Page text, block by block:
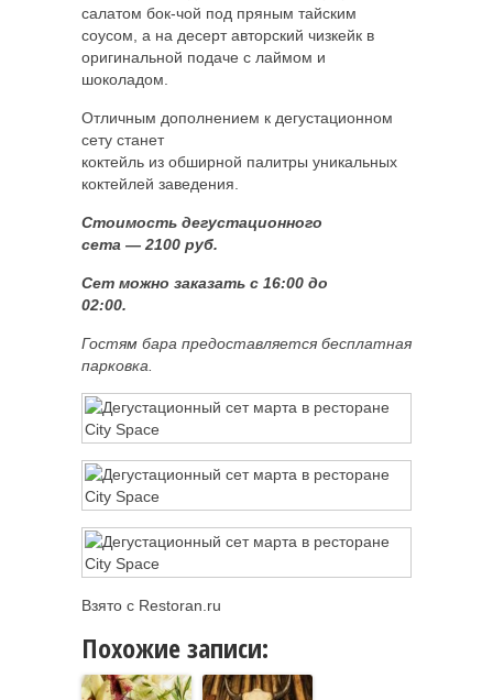
салатом бок-чой под пряным тайским
соусом, а на десерт авторский чизкейк в
оригинальной подаче с лаймом и
шоколадом.
Отличным дополнением к дегустационном
сету станет
коктейль из обширной палитры уникальных
коктейлей заведения.
Стоимость дегустационного
сета — 2100 руб.
Сет можно заказать с 16:00 до
02:00.
Гостям бара предоставляется бесплатная
парковка.
Взято с Restoran.ru
Похожие записи: